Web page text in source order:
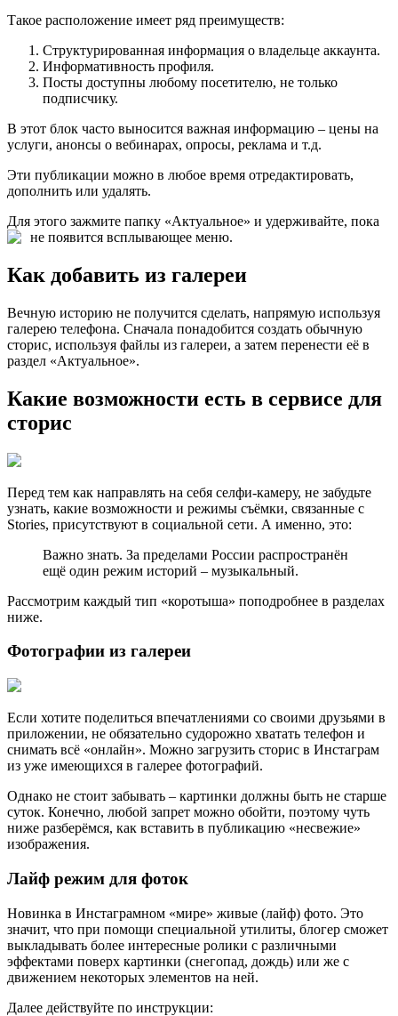
Такое расположение имеет ряд преимуществ:
Структурированная информация о владельце аккаунта.
Информативность профиля.
Посты доступны любому посетителю, не только
подписчику.
В этот блок часто выносится важная информацию – цены на
услуги, анонсы о вебинарах, опросы, реклама и т.д.
Эти публикации можно в любое время отредактировать,
дополнить или удалять.
Для этого зажмите папку «Актуальное» и удерживайте, пока
не появится всплывающее меню.
Как добавить из галереи
Вечную историю не получится сделать, напрямую используя
галерею телефона. Сначала понадобится создать обычную
сторис, используя файлы из галереи, а затем перенести её в
раздел «Актуальное».
Какие возможности есть в сервисе для
сторис
Перед тем как направлять на себя селфи-камеру, не забудьте
узнать, какие возможности и режимы съёмки, связанные с
Stories, присутствуют в социальной сети. А именно, это:
Важно знать. За пределами России распространён
ещё один режим историй – музыкальный.
Рассмотрим каждый тип «коротыша» поподробнее в разделах
ниже.
Фотографии из галереи
Если хотите поделиться впечатлениями со своими друзьями в
приложении, не обязательно судорожно хватать телефон и
снимать всё «онлайн». Можно загрузить сторис в Инстаграм
из уже имеющихся в галерее фотографий.
Однако не стоит забывать – картинки должны быть не старше
суток. Конечно, любой запрет можно обойти, поэтому чуть
ниже разберёмся, как вставить в публикацию «несвежие»
изображения.
Лайф режим для фоток
Новинка в Инстаграмном «мире» живые (лайф) фото. Это
значит, что при помощи специальной утилиты, блогер сможет
выкладывать более интересные ролики с различными
эффектами поверх картинки (снегопад, дождь) или же с
движением некоторых элементов на ней.
Далее действуйте по инструкции: